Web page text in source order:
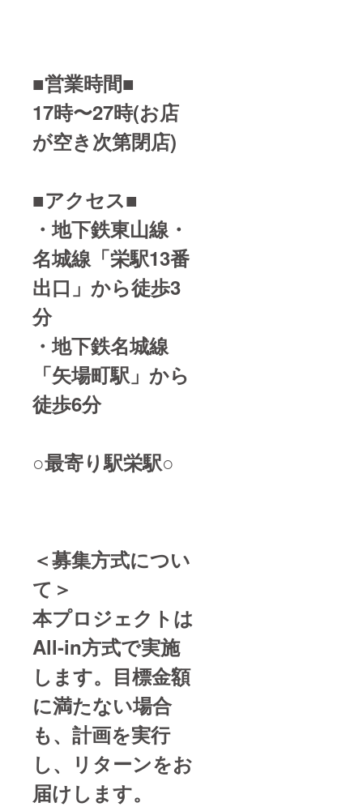
■営業時間■
17時〜27時(お店
が空き次第閉店)
■アクセス■
・地下鉄東山線・
名城線「栄駅13番
出口」 から徒歩3
分
・地下鉄名城線
「矢場町駅」 から
徒歩6分
○最寄り駅栄駅○
＜募集方式につい
て＞
本プロジェクトは
All-in方式で実施
します。目標金額
に満たない場合
も、計画を実行
し、リターンをお
届けします。